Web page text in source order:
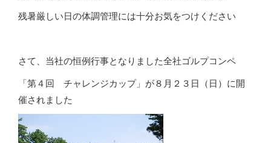
残暑厳しい日の体調管理には十分お気をつけください
さて、当社の恒例行事となりました全社ゴルプコンペ
「第４回 チャレンジカップ」が８月２３日（日）に開
催されました